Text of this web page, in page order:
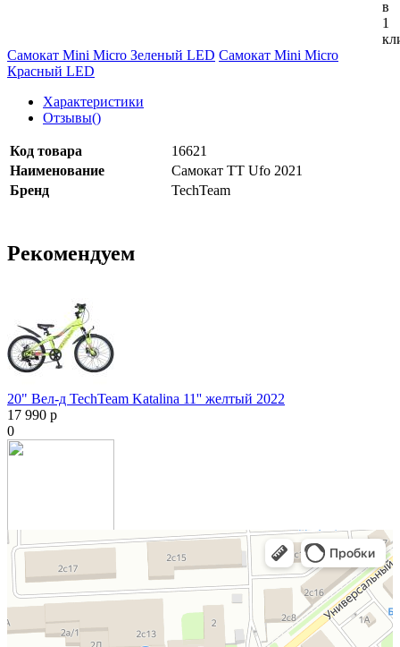
в
1
Самокат Mini Micro Зеленый LED Самокат Mini Micro
Красный LED
Характеристики
Отзывы()
Код товара
16621
Наименование
Самокат ТТ Ufo 2021
Бренд
TechTeam
Рекомендуем
20" Вел-д TechTeam Katalina 11'' желтый 2022
17 990 р
0
24" Вел-д Rook TS240D МАРКИРОВКА черный/оранжевый
14 990 р